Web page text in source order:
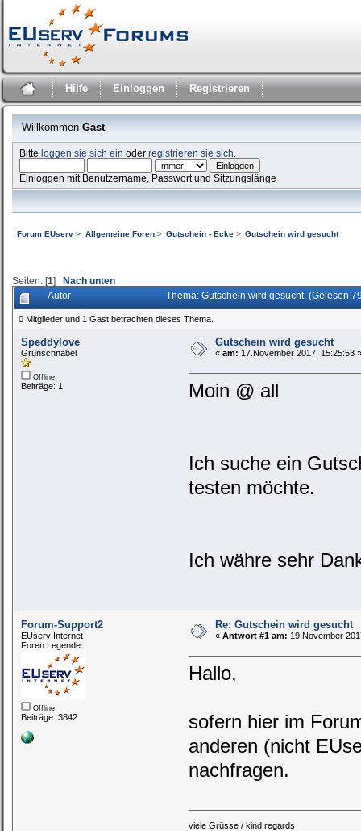
Hilfe Einloggen Registrieren
Willkommen Gast
Bitteloggen sie sich ein oderregistrieren sie sich
Einloggen mit Benutzername, Passwort und Sitzungslänge
Forum EUserv > Allgemeine Foren> Gutschein - Ecke> Gutschein wird gesucht
Seiten: [1] Nach unten
Autor Thema: Gutschein wird gesucht (Gelesen
0 Mitglieder und 1 Gast betrachten dieses Thema.
Speddylove
Grünschnabel
Offline
Beiträge: 1
Gutschein wird gesucht
« am: 17.November 2017, 15:25:53 »
Moin @ all
Ich suche ein
testen möchte.
Ich währe sehr
Forum-Support2
EUserv Internet
Foren Legende
Offline
Beiträge: 3842
Re: Gutschein wird gesucht
« Antwort #1 am: 19.November
Hallo,
sofern hier im
anderen (nicht
nachfragen.
viele Grüsse / kind regards